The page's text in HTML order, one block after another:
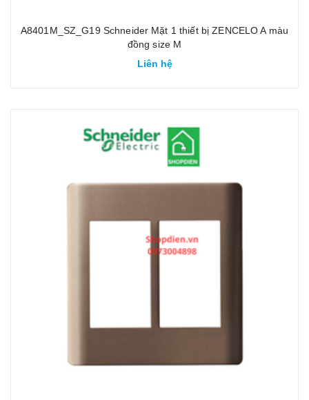
A8401M_SZ_G19 Schneider Mặt 1 thiết bị ZENCELO A màu
đồng size M
Liên hệ